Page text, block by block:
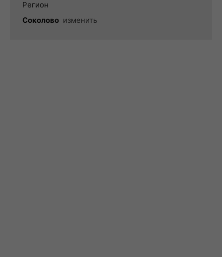
Регион
Соколово изменить